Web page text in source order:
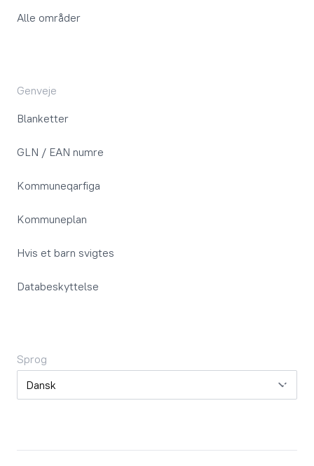
Alle områder
Genveje
Blanketter
GLN / EAN numre
Kommuneqarfiga
Kommuneplan
Hvis et barn svigtes
Databeskyttelse
Sprog
Sprog